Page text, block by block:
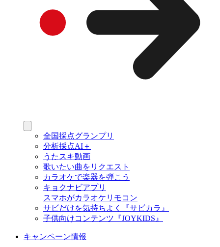
全国採点グランプリ
分析採点AI＋
うたスキ動画
歌いたい曲をリクエスト
カラオケで楽器を弾こう
キョクナビアプリ
スマホがカラオケリモコン
サビだけを気持ちよく『サビカラ』
子供向けコンテンツ『JOYKIDS』
キャンペーン情報